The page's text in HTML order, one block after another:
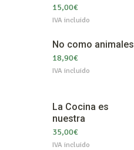
15,00€
IVA incluido
No como animales
18,90€
IVA incluido
La Cocina es
nuestra
35,00€
IVA incluido